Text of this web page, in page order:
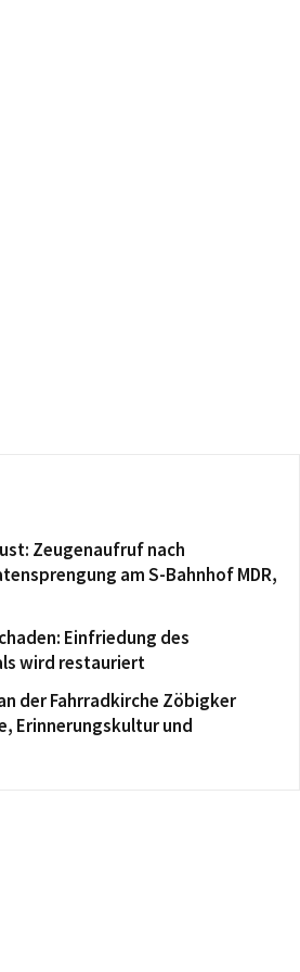
Zeugenaufruf nach
am S-Bahnhof MDR,
Einfriedung des
wird restauriert
der Fahrradkirche Zöbigker
Erinnerungskultur und